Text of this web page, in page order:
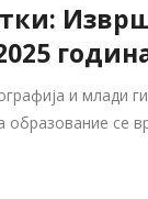
и млади
образование